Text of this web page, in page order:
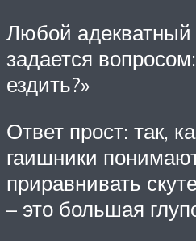
Любой адекватный
задается
ездить?»
Ответ прост: так,
гаишники
приравнивать
– это большая